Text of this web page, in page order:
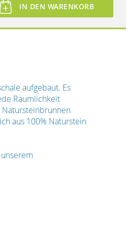
IN DEN WARENKORB
aufgebaut. Es
Räumlichkeit
aus 100% Naturstein